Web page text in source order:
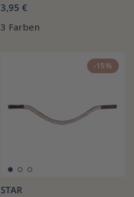
3,95 €
3 Farben
-15%
STAR